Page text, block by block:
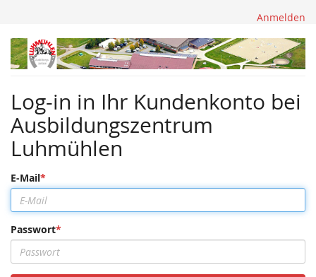
Anmelden
Ausbildungszentrum
Luhmühlen
Log-in in Ihr Kundenkonto bei
Ausbildungszentrum
Luhmühlen
E-Mail
Passwort